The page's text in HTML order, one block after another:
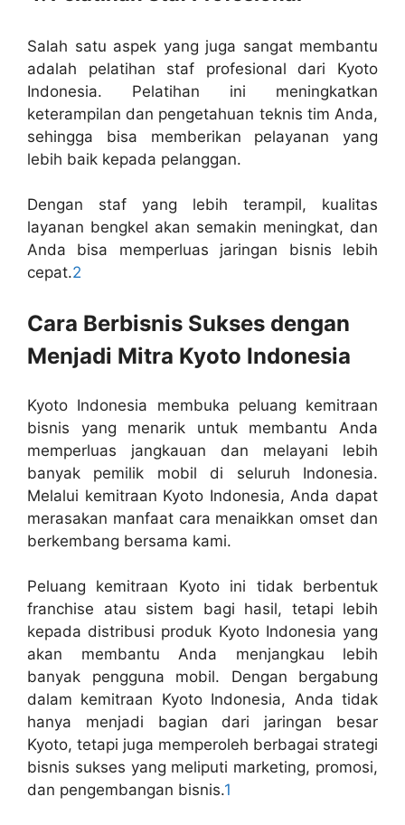
Salah satu aspek yang juga sangat membantu
adalah pelatihan staf profesional dari Kyoto
Indonesia. Pelatihan ini meningkatkan
keterampilan dan pengetahuan teknis tim Anda,
sehingga bisa memberikan pelayanan yang
lebih baik kepada pelanggan.
Dengan staf yang lebih terampil, kualitas
layanan bengkel akan semakin meningkat, dan
Anda bisa memperluas jaringan bisnis lebih
cepat.2
Cara Berbisnis Sukses dengan
Menjadi Mitra Kyoto Indonesia
Kyoto Indonesia membuka peluang kemitraan
bisnis yang menarik untuk membantu Anda
memperluas jangkauan dan melayani lebih
banyak pemilik mobil di seluruh Indonesia.
Melalui kemitraan Kyoto Indonesia, Anda dapat
merasakan manfaat cara menaikkan omset dan
berkembang bersama kami.
Peluang kemitraan Kyoto ini tidak berbentuk
franchise atau sistem bagi hasil, tetapi lebih
kepada distribusi produk Kyoto Indonesia yang
akan membantu Anda menjangkau lebih
banyak pengguna mobil. Dengan bergabung
dalam kemitraan Kyoto Indonesia, Anda tidak
hanya menjadi bagian dari jaringan besar
Kyoto, tetapi juga memperoleh berbagai strategi
bisnis sukses yang meliputi marketing, promosi,
dan pengembangan bisnis.1